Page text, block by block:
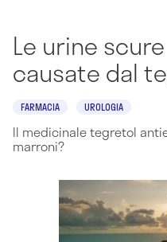
Le urine
causate dal
FARMACIA UROLOGIA
Il medicinale tegretol
marroni?